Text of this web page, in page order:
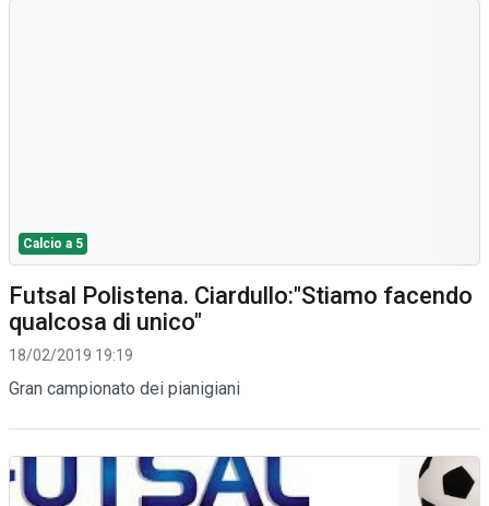
Calcio a 5
Futsal Polistena. Ciardullo:"Stiamo facendo
qualcosa di unico"
18/02/2019 19:19
Gran campionato dei pianigiani